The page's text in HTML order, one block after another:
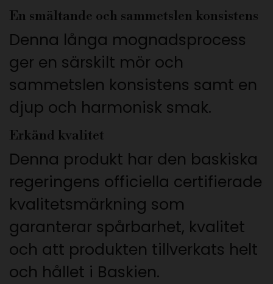
En smältande och sammetslen konsistens
Denna långa mognadsprocess
ger en särskilt mör och
sammetslen konsistens samt en
djup och harmonisk smak.
Erkänd kvalitet
Denna produkt har den baskiska
regeringens officiella certifierade
kvalitetsmärkning som
garanterar spårbarhet, kvalitet
och att produkten tillverkats helt
och hållet i Baskien.